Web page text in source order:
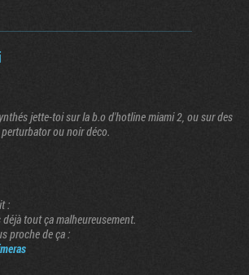
jette-toi sur la b.o d'hotline miami 2, ou sur des
ou noir déco.
:
tout ça malheureusement.
proche de ça :